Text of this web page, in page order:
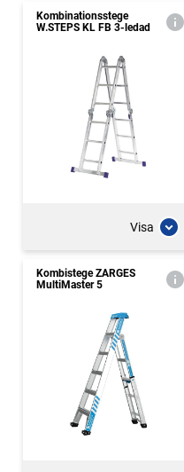
Kombinationsstege
W.STEPS KL FB 3-ledad
Visa
Kombistege ZARGES
MultiMaster 5